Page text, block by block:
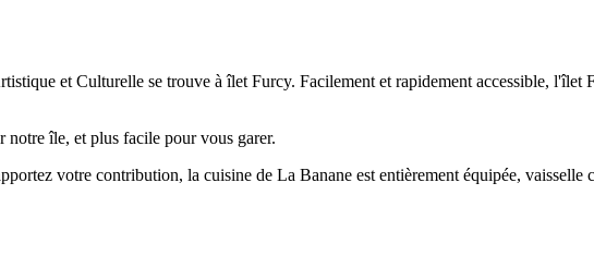
et Culturelle se trouve à îlet Furcy. Facilement et rapidement accessible,
île, et plus facile pour vous garer.
votre contribution, la cuisine de La Banane est entièrement équipée, vaisselle